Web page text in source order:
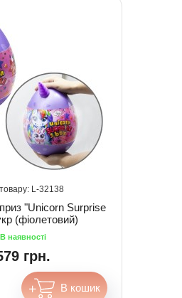
32138
"Unicorn Surprise
(фіолетовий)
грн.